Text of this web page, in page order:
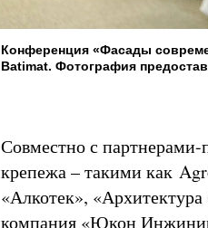
Конференция «Фасады
Batimat. Фотография
Совместно с
крепежа – такими как
«Алкотек»,
компания «Юкон